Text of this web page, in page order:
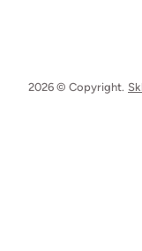
2026 © Copyright.